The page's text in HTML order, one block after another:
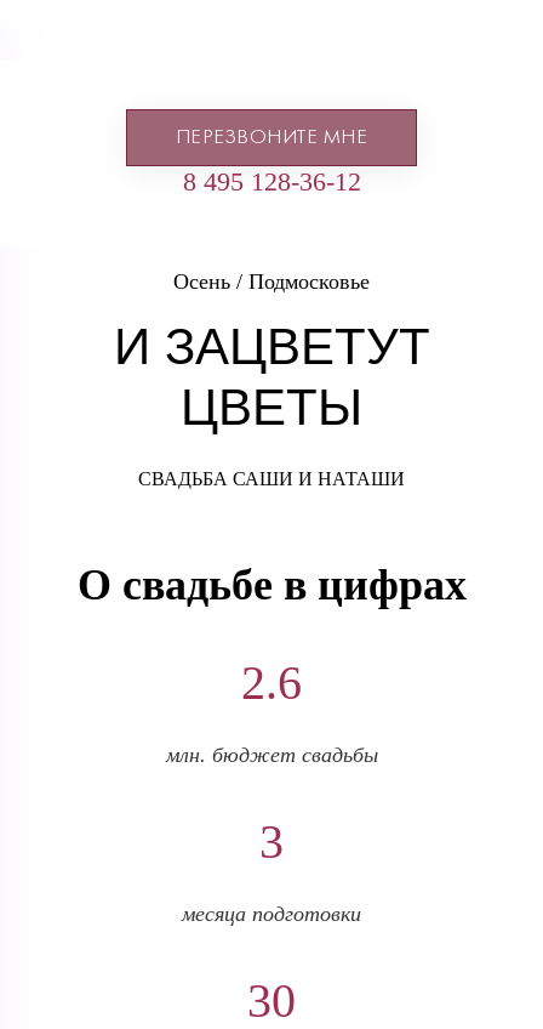
ПЕРЕЗВОНИТЕ МНЕ
8 495 128-36-12
Осень / Подмосковье
И ЗАЦВЕТУТ
ЦВЕТЫ
СВАДЬБА САШИ И НАТАШИ
О свадьбе в цифрах
2.6
млн. бюджет свадьбы
3
месяца подготовки
30